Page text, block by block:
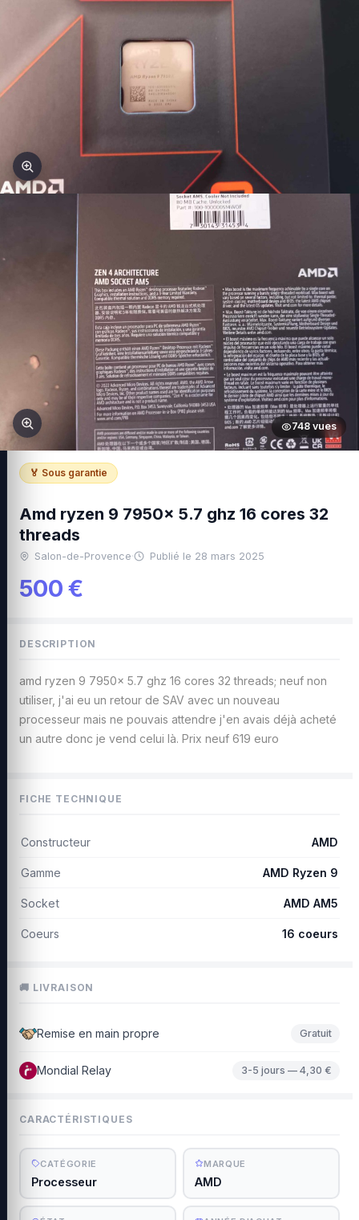
748 vues
DESCRIPTION
amd ryzen 9 7950x 5.7 ghz 16 cores 32 threads; neuf non
utiliser, j'ai eu un retour de SAV avec un nouveau
processeur mais ne pouvais attendre j'en avais déjà acheté
un autre donc je vend celui là. Prix neuf 619 euro
CARACTÉRISTIQUES
CATÉGORIE
Processeur
MARQUE
AMD
🏅 Sous garantie
Amd ryzen 9 7950x 5.7 ghz 16 cores 32
threads
Salon-de-Provence· Publié le 28 mars 2025
500 €
FICHE TECHNIQUE
Constructeur AMD
Gamme AMD Ryzen 9
Socket AMD AM5
Coeurs 16 coeurs
🚚 LIVRAISON
Remise en main propre Gratuit
Mondial Relay 3-5 jours — 4,30 €